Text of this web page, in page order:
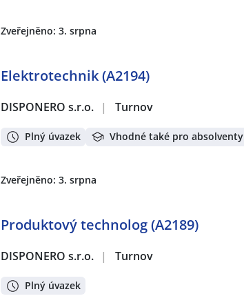
Zveřejněno: 3. srpna
Elektrotechnik (A2194)
DISPONERO s.r.o. | Turnov
Plný úvazek Vhodné také pro absolventy
Zveřejněno: 3. srpna
Produktový technolog (A2189)
DISPONERO s.r.o. | Turnov
Plný úvazek